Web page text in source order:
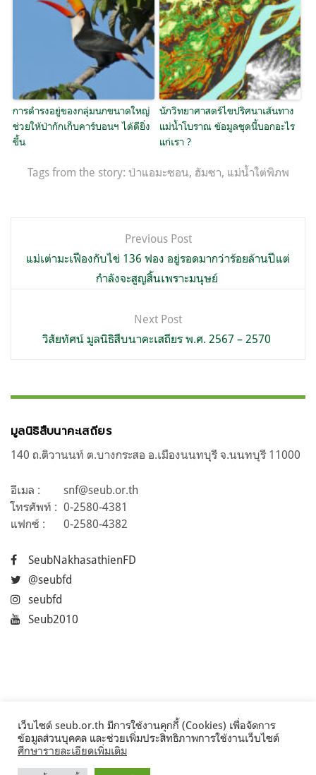
การดำรงอยู่ของกลุ่มนกขนาดใหญ่
ช่วยให้ป่ากักเก็บคาร์บอนฯ ได้ดียิ่ง
ขึ้น
นักวิทยาศาสตร์ไขปริศนาเส้นทาง
แม่น้ำโบราณ ข้อมูลชุดนี้บอกอะไร
แก่เรา ?
Tags from the story: ป่าแอมะซอน, ฮัมซา, แม่น้ำใต่พิภพ
เรื่อง
Previous Post
แม่เต่ามะเฟืองกับไข่ 136 ฟอง อยู่รอดมากว่าร้อยล้านปีแต่
กำลังจะสูญสิ้นเพราะมนุษย์
Next Post
วิสัยทัศน์ มูลนิธิสืบนาคะเสถียร พ.ศ. 2567 – 2570
มูลนิธิสืบนาคะเสถียร
140 ถ.ติวานนท์ ต.บางกระสอ อ.เมืองนนทบุรี จ.นนทบุรี 11000
อีเมล :
snf@seub.or.th
โทรศัพท์ : 0-2580-4381
แฟกซ์ :
0-2580-4382
SeubNakhasathienFD
@seubfd
seubfd
Seub2010
เว็บไซต์ seub.or.th มีการใช้งานคุกกี้ (Cookies) เพื่อจัดการ
ข้อมูลส่วนบุคคล และช่วยเพิ่มประสิทธิภาพการใช้งานเว็บไซต์
ศึกษารายละเอียดเพิ่มเติม